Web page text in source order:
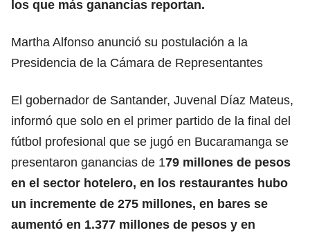
los que más ganancias reportan.
Martha Alfonso anunció su postulación a la
Presidencia de la Cámara de Representantes
El gobernador de Santander, Juvenal Díaz Mateus,
informó que solo en el primer partido de la final del
fútbol profesional que se jugó en Bucaramanga se
presentaron ganancias de 179 millones de pesos
en el sector hotelero, en los restaurantes hubo
un incremente de 275 millones, en bares se
aumentó en 1.377 millones de pesos y en